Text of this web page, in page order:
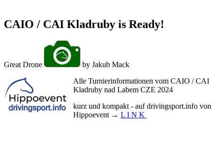
CAIO / CAI Kladruby is Ready!
Great Drone
by Jakub Mack
Alle Turnierinformationen vom CAIO / CAI
Kladruby nad Labem CZE 2024
kurz und kompakt - auf drivingsport.info von
Hippoevent → L I N K